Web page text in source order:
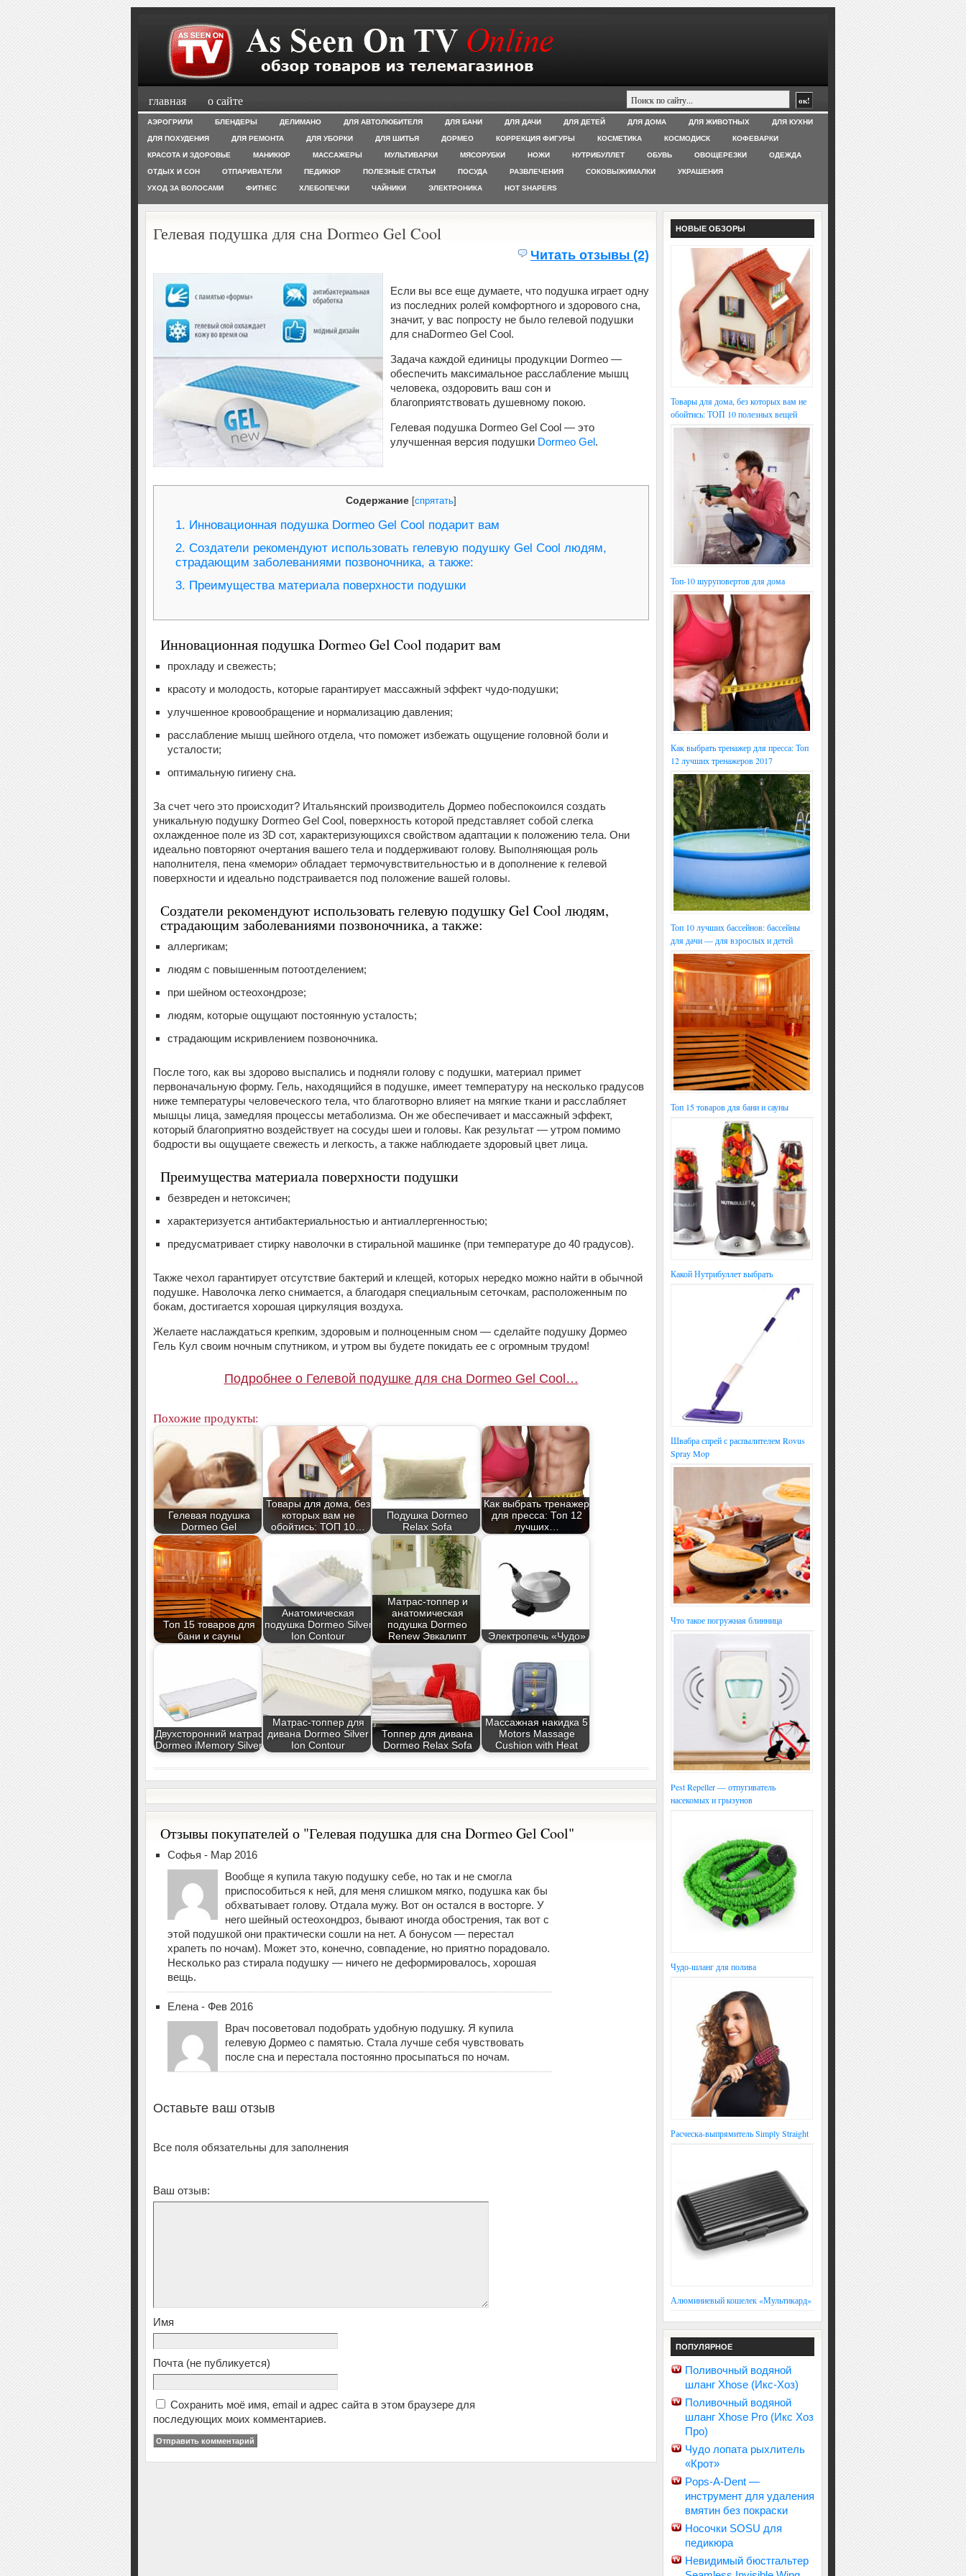
главная о сайте
АЭРОГРИЛИ БЛЕНДЕРЫ ДЕЛИМАНО ДЛЯ АВТОЛЮБИТЕЛЯ ДЛЯ БАНИ ДЛЯ ДАЧИ ДЛЯ ДЕТЕЙ ДЛЯ ДОМА ДЛЯ ЖИВОТНЫХ ДЛЯ КУХНИ
ДЛЯ ПОХУДЕНИЯ ДЛЯ РЕМОНТА ДЛЯ УБОРКИ ДЛЯ ШИТЬЯ ДОРМЕО КОРРЕКЦИЯ ФИГУРЫ КОСМЕТИКА КОСМОДИСК КОФЕВАРКИ
КРАСОТА И ЗДОРОВЬЕ МАНИКЮР МАССАЖЕРЫ МУЛЬТИВАРКИ МЯСОРУБКИ НОЖИ НУТРИБУЛЛЕТ ОБУВЬ ОВОЩЕРЕЗКИ ОДЕЖДА
ОТДЫХ И СОН ОТПАРИВАТЕЛИ ПЕДИКЮР ПОЛЕЗНЫЕ СТАТЬИ ПОСУДА РАЗВЛЕЧЕНИЯ СОКОВЫЖИМАЛКИ УКРАШЕНИЯ
УХОД ЗА ВОЛОСАМИ ФИТНЕС ХЛЕБОПЕЧКИ ЧАЙНИКИ ЭЛЕКТРОНИКА HOT SHAPERS
Гелевая подушка для сна Dormeo Gel Cool
Читать отзывы (2)
Если вы все еще думаете, что подушка играет одну
из последних ролей комфортного и здорового сна,
значит, у вас попросту не было гелевой подушки
для снаDormeo Gel Cool.
Задача каждой единицы продукции Dormeo —
обеспечить максимальное расслабление мышц
человека, оздоровить ваш сон и
благоприятствовать душевному покою.
Гелевая подушка Dormeo Gel Cool — это
улучшенная версия подушки Dormeo Gel.
Содержание [спрятать]
1. Инновационная подушка Dormeo Gel Cool подарит вам
2. Создатели рекомендуют использовать гелевую подушку Gel Cool людям,
страдающим заболеваниями позвоночника, а также:
3. Преимущества материала поверхности подушки
Инновационная подушка Dormeo Gel Cool подарит вам
прохладу и свежесть;
красоту и молодость, которые гарантирует массажный эффект чудо-подушки;
улучшенное кровообращение и нормализацию давления;
расслабление мышц шейного отдела, что поможет избежать ощущение головной боли и
усталости;
оптимальную гигиену сна.
За счет чего это происходит? Итальянский производитель Дормео побеспокоился создать
уникальную подушку Dormeo Gel Cool, поверхность которой представляет собой слегка
охлажденное поле из 3D сот, характеризующихся свойством адаптации к положению тела. Они
идеально повторяют очертания вашего тела и поддерживают голову. Выполняющая роль
наполнителя, пена «мемори» обладает термочувствительностью и в дополнение к гелевой
поверхности и идеально подстраивается под положение вашей головы.
Создатели рекомендуют использовать гелевую подушку Gel Cool людям,
страдающим заболеваниями позвоночника, а также:
аллергикам;
людям с повышенным потоотделением;
при шейном остеохондрозе;
людям, которые ощущают постоянную усталость;
страдающим искривлением позвоночника.
После того, как вы здорово выспались и подняли голову с подушки, материал примет
первоначальную форму. Гель, находящийся в подушке, имеет температуру на несколько градусов
ниже температуры человеческого тела, что благотворно влияет на мягкие ткани и расслабляет
мышцы лица, замедляя процессы метаболизма. Он же обеспечивает и массажный эффект,
который благоприятно воздействует на сосуды шеи и головы. Как результат — утром помимо
бодрости вы ощущаете свежесть и легкость, а также наблюдаете здоровый цвет лица.
Преимущества материала поверхности подушки
безвреден и нетоксичен;
характеризуется антибактериальностью и антиаллергенностью;
предусматривает стирку наволочки в стиральной машинке (при температуре до 40 градусов).
Также чехол гарантирует отсутствие бактерий и клещей, которых нередко можно найти в обычной
подушке. Наволочка легко снимается, а благодаря специальным сеточкам, расположенным по
бокам, достигается хорошая циркуляция воздуха.
Желаете наслаждаться крепким, здоровым и полноценным сном — сделайте подушку Дормео
Гель Кул своим ночным спутником, и утром вы будете покидать ее с огромным трудом!
Подробнее о Гелевой подушке для сна Dormeo Gel Cool…
Похожие продукты:
Гелевая подушка
Dormeo Gel
Товары для дома, без
которых вам не
обойтись: ТОП 10…
Подушка Dormeo
Relax Sofa
Как выбрать тренажер
для пресса: Топ 12
лучших…
Топ 15 товаров для
бани и сауны
Анатомическая
подушка Dormeo Silver
Ion Contour
Матрас-топпер и
анатомическая
подушка Dormeo
Renew Эвкалипт
Электропечь «Чудо»
Двухсторонний матрас
Dormeo iMemory Silver
Матрас-топпер для
дивана Dormeo Silver
Ion Contour
Топпер для дивана
Dormeo Relax Sofa
Массажная накидка 5
Motors Massage
Cushion with Heat
Отзывы покупателей о "Гелевая подушка для сна Dormeo Gel Cool"
Софья - Мар 2016
Вообще я купила такую подушку себе, но так и не смогла
приспособиться к ней, для меня слишком мягко, подушка как бы
обхватывает голову. Отдала мужу. Вот он остался в восторге. У
него шейный остеохондроз, бывают иногда обострения, так вот с
этой подушкой они практически сошли на нет. А бонусом — перестал
храпеть по ночам). Может это, конечно, совпадение, но приятно порадовало.
Несколько раз стирала подушку — ничего не деформировалось, хорошая
вещь.
Елена - Фев 2016
Врач посоветовал подобрать удобную подушку. Я купила
гелевую Дормео с памятью. Стала лучше себя чувствовать
после сна и перестала постоянно просыпаться по ночам.
Оставьте ваш отзыв
Все поля обязательны для заполнения
Ваш отзыв:
Имя
Почта (не публикуется)
Сохранить моё имя, email и адрес сайта в этом браузере для
последующих моих комментариев.
НОВЫЕ ОБЗОРЫ
Товары для дома, без которых вам не
обойтись: ТОП 10 полезных вещей
Топ-10 шуруповертов для дома
Как выбрать тренажер для пресса: Топ
12 лучших тренажеров 2017
Топ 10 лучших бассейнов: бассейны
для дачи — для взрослых и детей
Топ 15 товаров для бани и сауны
Какой Нутрибуллет выбрать
Швабра спрей с распылителем Rovus
Spray Mop
Что такое погружная блинница
Pest Repeller — отпугиватель
насекомых и грызунов
Чудо-шланг для полива
Расческа-выпрямитель Simply Straight
Алюминиевый кошелек «Мультикард»
ПОПУЛЯРНОЕ
Поливочный водяной
шланг Xhose (Икс-Хоз)
Поливочный водяной
шланг Xhose Pro (Икс Хоз
Про)
Чудо лопата рыхлитель
«Крот»
Pops-A-Dent —
инструмент для удаления
вмятин без покраски
Носочки SOSU для
педикюра
Невидимый бюстгальтер